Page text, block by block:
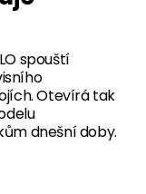
spouští
Otevírá tak
dnešní doby.